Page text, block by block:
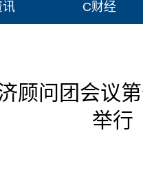
讯 C财经
顾问团会议
举行